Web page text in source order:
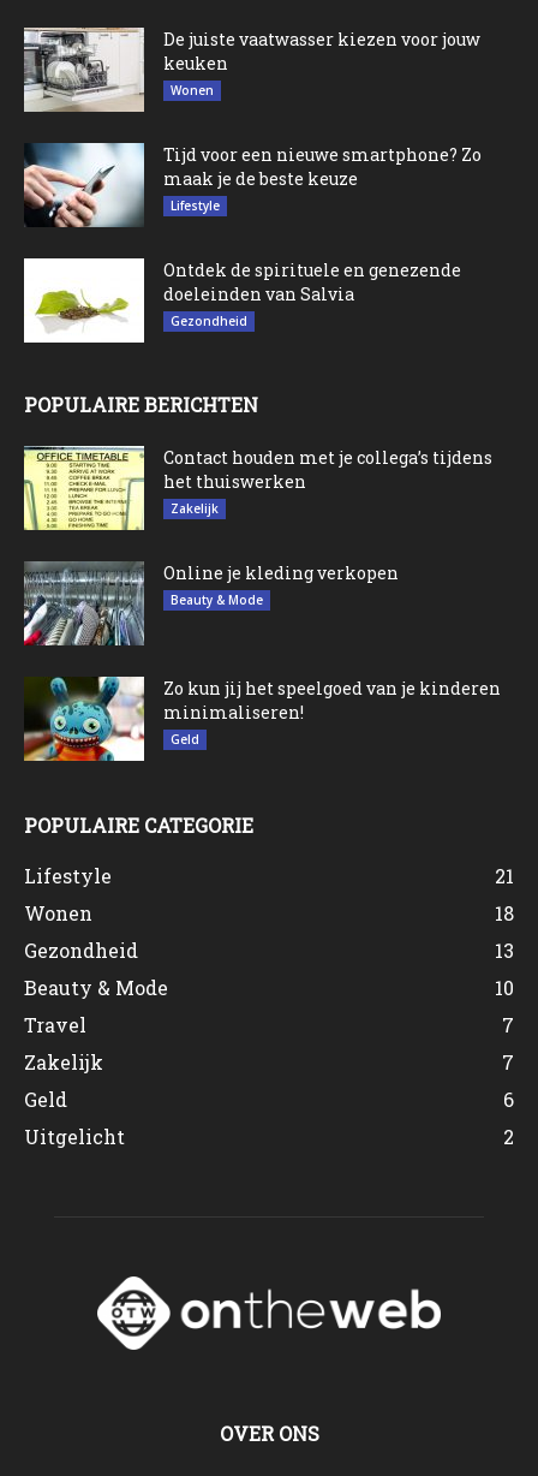
De juiste vaatwasser kiezen voor jouw
keuken
Wonen
Tijd voor een nieuwe smartphone? Zo
maak je de beste keuze
Lifestyle
Ontdek de spirituele en genezende
doeleinden van Salvia
Gezondheid
POPULAIRE BERICHTEN
Contact houden met je collega’s tijdens
het thuiswerken
Zakelijk
Online je kleding verkopen
Beauty & Mode
Zo kun jij het speelgoed van je kinderen
minimaliseren!
Geld
POPULAIRE CATEGORIE
Lifestyle
21
Wonen
18
Gezondheid
13
Beauty & Mode
10
Travel
7
Zakelijk
7
Geld
6
Uitgelicht
2
OVER ONS